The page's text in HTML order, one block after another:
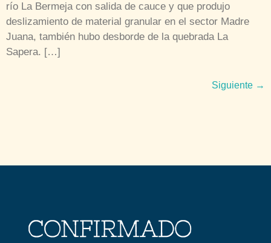
río La Bermeja con salida de cauce y que produjo
deslizamiento de material granular en el sector Madre
Juana, también hubo desborde de la quebrada La
Sapera. […]
Siguiente →